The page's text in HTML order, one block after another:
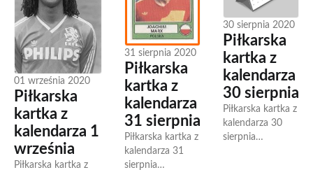
01 września 2020
Piłkarska
kartka z
kalendarza 1
września
Piłkarska kartka z
31 sierpnia 2020
Piłkarska
kartka z
kalendarza
31 sierpnia
Piłkarska kartka z
kalendarza 31
sierpnia
30 sierpnia 2020
Piłkarska
kartka z
kalendarza
30 sierpnia
Piłkarska kartka z
kalendarza 30
sierpnia